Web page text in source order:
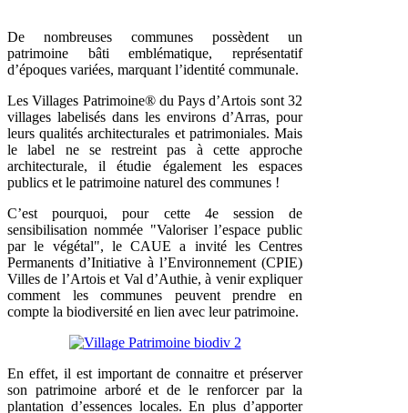
De nombreuses communes possèdent un
patrimoine bâti emblématique, représentatif
d’époques variées, marquant l’identité communale.
Les Villages Patrimoine® du Pays d’Artois sont 32
villages labelisés dans les environs d’Arras, pour
leurs qualités architecturales et patrimoniales. Mais
le label ne se restreint pas à cette approche
architecturale, il étudie également les espaces
publics et le patrimoine naturel des communes !
C’est pourquoi, pour cette 4e session de
sensibilisation nommée "Valoriser l’espace public
par le végétal", le CAUE a invité les Centres
Permanents d’Initiative à l’Environnement (CPIE)
Villes de l’Artois et Val d’Authie, à venir expliquer
comment les communes peuvent prendre en
compte la biodiversité en lien avec leur patrimoine.
En effet, il est important de connaitre et préserver
son patrimoine arboré et de le renforcer par la
plantation d’essences locales. En plus d’apporter